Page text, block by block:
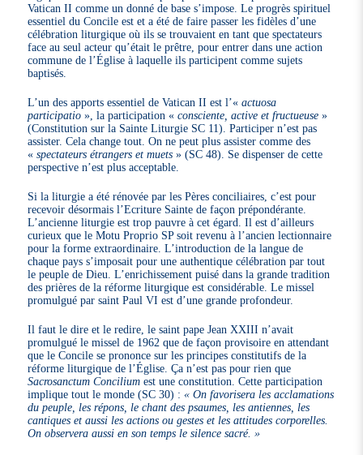
Vatican II comme un donné de base s’impose. Le progrès spirituel
essentiel du Concile est et a été de faire passer les fidèles d’une
célébration liturgique où ils se trouvaient en tant que spectateurs
face au seul acteur qu’était le prêtre, pour entrer dans une action
commune de l’Église à laquelle ils participent comme sujets
baptisés.
L’un des apports essentiel de Vatican II est l’«actuosa
participatio », la participation «consciente, active et fructueuse »
(Constitution sur la Sainte Liturgie SC 11). Participer n’est pas
assister. Cela change tout. On ne peut plus assister comme des
«spectateurs étrangers et muets » (SC 48). Se dispenser de cette
perspective n’est plus acceptable.
Si la liturgie a été rénovée par les Pères conciliaires, c’est pour
recevoir désormais l’Ecriture Sainte de façon prépondérante.
L’ancienne liturgie est trop pauvre à cet égard. Il est d’ailleurs
curieux que le Motu Proprio SP soit revenu à l’ancien lectionnaire
pour la forme extraordinaire. L’introduction de la langue de
chaque pays s’imposait pour une authentique célébration par tout
le peuple de Dieu. L’enrichissement puisé dans la grande tradition
des prières de la réforme liturgique est considérable. Le missel
promulgué par saint Paul VI est d’une grande profondeur.
Il faut le dire et le redire, le saint pape Jean XXIII n’avait
promulgué le missel de 1962 que de façon provisoire en attendant
que le Concile se prononce sur les principes constitutifs de la
réforme liturgique de l’Église. Ça n’est pas pour rien que
Sacrosanctum Concilium est une constitution. Cette participation
implique tout le monde (SC 30) :« On favorisera les acclamations
du peuple, les répons, le chant des psaumes, les antiennes, les
cantiques et aussi les actions ou gestes et les attitudes corporelles.
On observera aussi en son temps le silence sacré. »